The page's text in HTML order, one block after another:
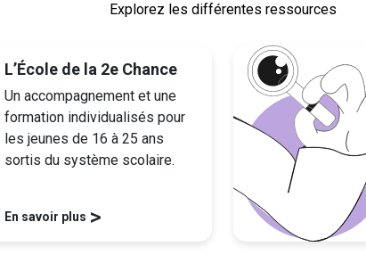
Explorez les différentes ressources
L’École de la 2e Chance
Un accompagnement et une
formation individualisés pour
les jeunes de 16 à 25 ans
sortis du système scolaire.
En savoir plus >